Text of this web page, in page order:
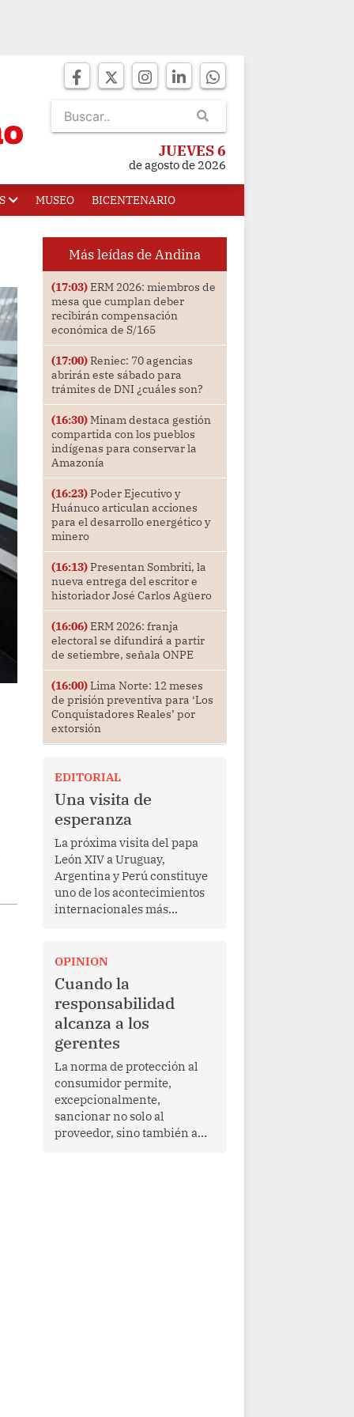
JUEVES 6
de agosto de 2026
MUSEO BICENTENARIO
Más leídas de Andina
(17:03)ERM 2026: miembros de
mesa que cumplan deber
recibirán compensación
económica de S/165
(17:00)Reniec: 70 agencias
abrirán este sábado para
trámites de DNI ¿cuáles son?
(16:30)Minam destaca gestión
compartida con los pueblos
indígenas para conservar la
Amazonía
(16:23)Poder Ejecutivo y
Huánuco articulan acciones
para el desarrollo energético y
minero
(16:13)Presentan Sombriti, la
nueva entrega del escritor e
historiador José Carlos Agüero
(16:06)ERM 2026: franja
electoral se difundirá a partir
de setiembre, señala ONPE
(16:00)Lima Norte: 12 meses
de prisión preventiva para ‘Los
Conquistadores Reales’ por
extorsión
EDITORIAL
Una visita de
esperanza
La próxima visita del papa
León XIV a Uruguay,
Argentina y Perú constituye
uno de los acontecimientos
internacionales más
Más allá de su dimensión
religiosa, esta gira
representa una oportunidad
para reafirmar el valor del
diálogo, fortalecer los
vínculos entre los pueblos y
proyectar una imagen de
cooperación en una región
que enfrenta desafíos en
materia de desarrollo,
cohesión social y
gobernabilidad.
OPINION
Cuando la
responsabilidad
alcanza a los
gerentes
La norma de protección al
consumidor permite,
excepcionalmente,
sancionar no solo al
proveedor, sino también a